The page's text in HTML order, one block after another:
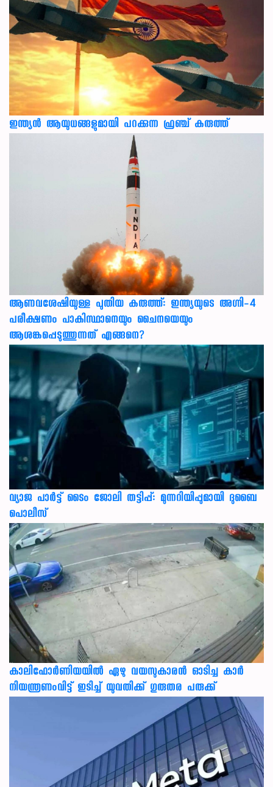
ഇന്ത്യൻ ആയുധങ്ങളുമായി പറക്കുന്ന ഫ്രഞ്ച് കരുത്ത്
ആണവശേഷിയുള്ള പുതിയ കരുത്ത്: ഇന്ത്യയുടെ അഗ്നി-4
പരീക്ഷണം പാകിസ്ഥാനെയും ചൈനയെയും
ആശങ്കപ്പെടുത്തുന്നത് എങ്ങനെ?
വ്യാജ പാർട്ട് ടൈം ജോലി തട്ടിപ്പ്: മുന്നറിയിപ്പുമായി ദുബൈ
പൊലീസ്
കാലിഫോര്‍ണിയയില്‍ ഏഴു വയസുകാരന്‍ ഓടിച്ച കാര്‍
നിയന്ത്രണംവിട്ട് ഇടിച്ച് യുവതിക്ക് ഗുരുതര പരുക്ക്